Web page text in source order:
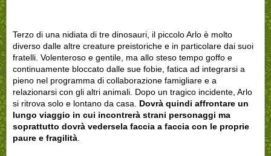
Terzo di una nidiata di tre dinosauri, il piccolo Arlo è molto
diverso dalle altre creature preistoriche e in particolare dai suoi
fratelli. Volenteroso e gentile, ma allo steso tempo goffo e
continuamente bloccato dalle sue fobie, fatica ad integrarsi a
pieno nel programma di collaborazione famigliare e a
relazionarsi con gli altri animali. Dopo un tragico incidente, Arlo
si ritrova solo e lontano da casa. Dovrà quindi affrontare un
lungo viaggio in cui incontrerà strani personaggi ma
soprattutto dovrà vedersela faccia a faccia con le proprie
paure e fragilità